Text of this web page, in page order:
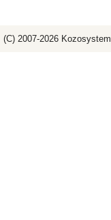
(C) 2007-2026 Kozosystem